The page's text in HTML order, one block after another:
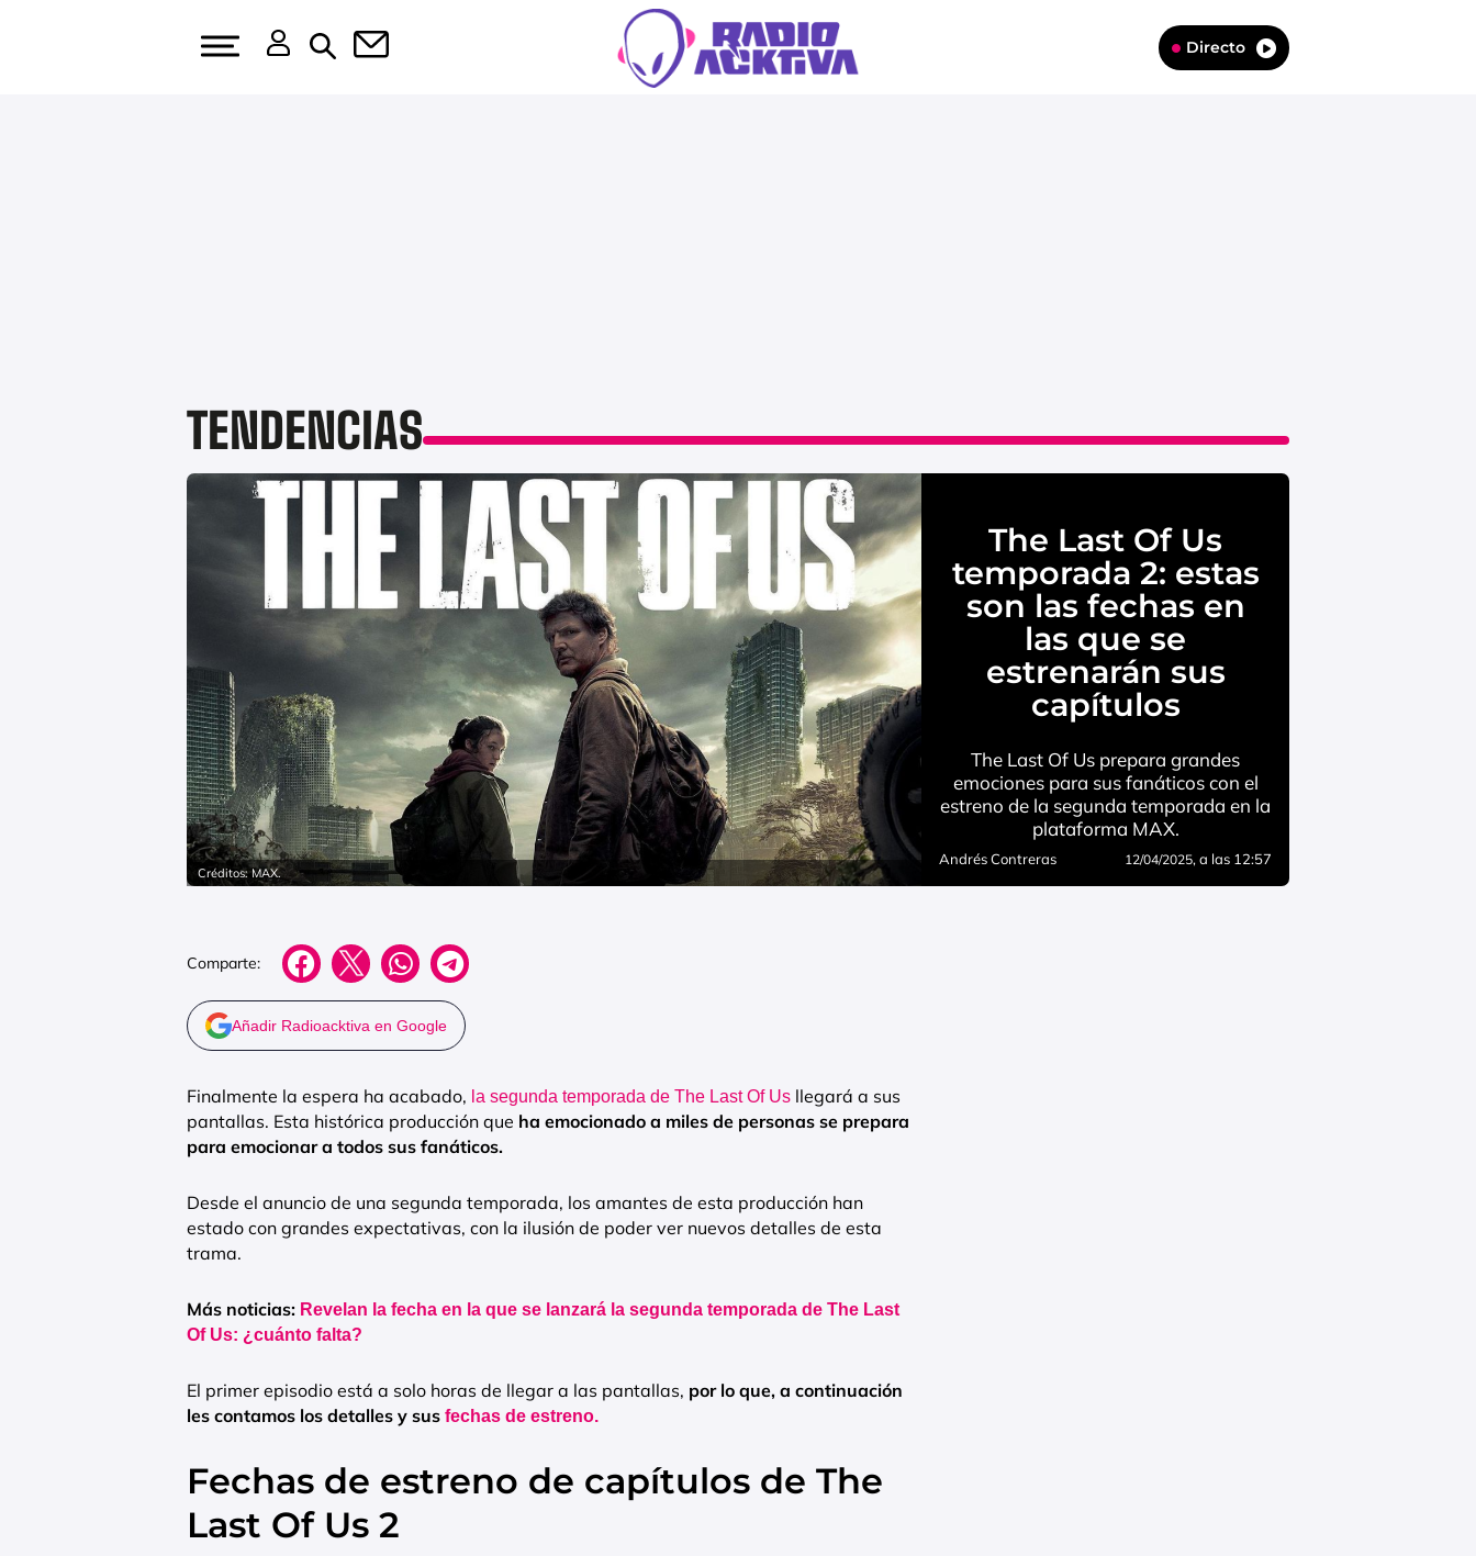
Directo
TENDENCIAS
Créditos: MAX.
The Last Of Us
temporada 2: estas
son las fechas en
las que se
estrenarán sus
capítulos
The Last Of Us prepara grandes
emociones para sus fanáticos con el
estreno de la segunda temporada en la
plataforma MAX.
Andrés Contreras 12/04/2025, a las 12:57
Comparte:
Añadir Radioacktiva en Google
Finalmente la espera ha acabado, la segunda temporada de The Last Of Us llegará a sus
pantallas. Esta histórica producción que ha emocionado a miles de personas se prepara
para emocionar a todos sus fanáticos.
Desde el anuncio de una segunda temporada, los amantes de esta producción han
estado con grandes expectativas, con la ilusión de poder ver nuevos detalles de esta
trama.
Más noticias: Revelan la fecha en la que se lanzará la segunda temporada de The Last
Of Us: ¿cuánto falta?
El primer episodio está a solo horas de llegar a las pantallas, por lo que, a continuación
les contamos los detalles y sus fechas de estreno.
Fechas de estreno de capítulos de The
Last Of Us 2